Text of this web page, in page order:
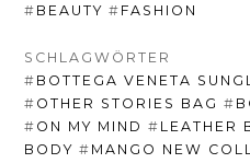
# BEAUTY # FASHION
SCHLAGWÖRTER
# BOTTEGA VENETA
# OTHER STORIES BAG #
# ON MY MIND # LEATHER
BODY # MANGO NEW